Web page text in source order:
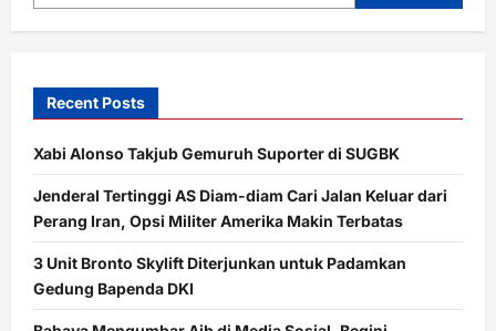
2025
Recent Posts
Xabi Alonso Takjub Gemuruh Suporter di SUGBK
Jenderal Tertinggi AS Diam-diam Cari Jalan Keluar dari
Perang Iran, Opsi Militer Amerika Makin Terbatas
3 Unit Bronto Skylift Diterjunkan untuk Padamkan
Gedung Bapenda DKI